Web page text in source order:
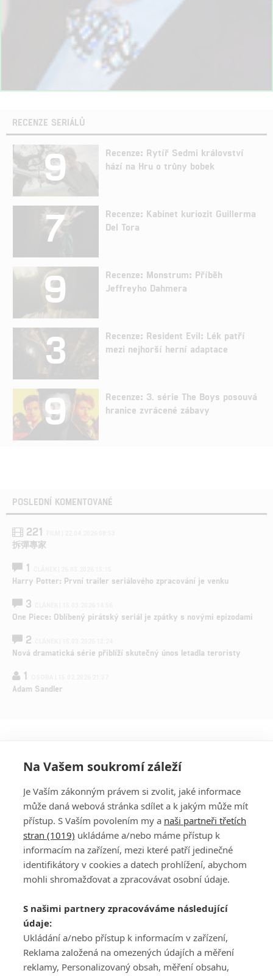
RECENZE SERIÁLŮ
9
Recenze: Rytíř Sedmi království
hází na Hru o trůny bobek
7
Recenze: Kabinet kuriozit Guillerma
Del Tora
9
Recenze: Monstrum: Příběh
Jeffreyho Dahmera
3
Recenze: Resident Evil: Lék patří
mezi nejhorší herní adaptace
9
Recenze: 3. série The Boys posouvá
hranice zvrácené zábavy
POSLEDNÍ KOMENTOVANÉ
221
拆彈專家
1
Harry Potter: První trailer seriálového zpracování je venku
3
One Piece: Oblíbený pirátský seriál je zpátky s novými epizodami
2
Nová dramatická série přiblíží skutečný únos letadla teroristy
1
Adam Sandler
PŘIHLÁSIT
REGISTROVAT
DISKUZE
Šéfredaktorkou webu jePetr Slavík, e-mailserialy@fandimefilmu.cz
Máte-li zájem o inzerci na našem webu napište nám na e-mail
studio@koncal.com
Ochrana osobních údajů|Zásady používání cookies |Pravidla webu
Upravit nastavení soukromí
Na Vašem soukromí záleží
Je Vaším zákonným právem si zvolit, jaké informace
může daná webová stránka sdílet a k jakým může mít
přístup. S Vaším povolením my a naši partneři třetích
stran (1019) ukládáme a/nebo máme přístup k
informacím na zařízení, mezi které patří jedinečné
identifikátory v cookies a datech prohlížení, abychom
mohli shromažďovat a zpracovávat osobní údaje.
S našimi partnery zpracováváme následující
údaje:
Ukládání a/nebo přístup k informacím v zařízení,
Reklama založená na omezených údajích a měření
reklamy, Personalizovaný obsah, měření obsahu,